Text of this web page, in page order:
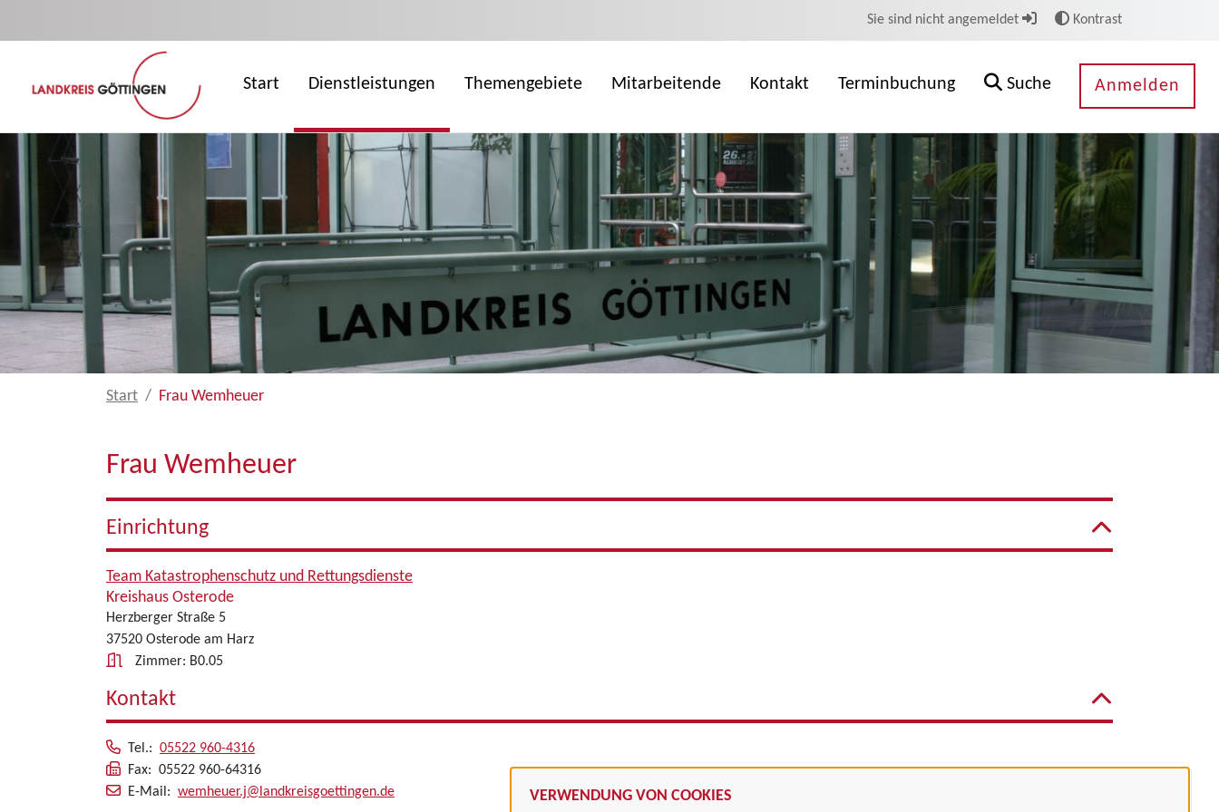
VERWENDUNG VON COOKIES
Sie sind nicht angemeldet Kontrast
Start Dienstleistungen Themengebiete Mitarbeitende Kontakt Terminbuchung Suche Anmelden
Start Frau Wemheuer
Frau Wemheuer
Einrichtung
Team Katastrophenschutz und Rettungsdienste
Kreishaus Osterode
Herzberger Straße 5
37520 Osterode am Harz
Zimmer: B0.05
Kontakt
Tel.: 05522 960-4316
Fax: 05522 960-64316
E-Mail: wemheuer.j@landkreisgoettingen.de